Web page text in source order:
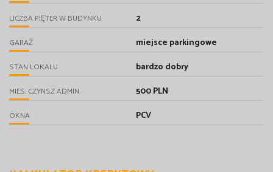
LICZBA PIĘTER W BUDYNKU 2
GARAŻ miejsce parkingowe
STAN LOKALU bardzo dobry
MIES. CZYNSZ ADMIN. 500 PLN
OKNA PCV